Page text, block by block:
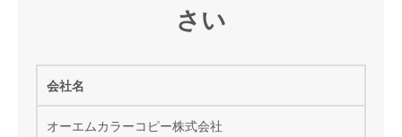
さい
会社名
オーエムカラーコピー株式会社